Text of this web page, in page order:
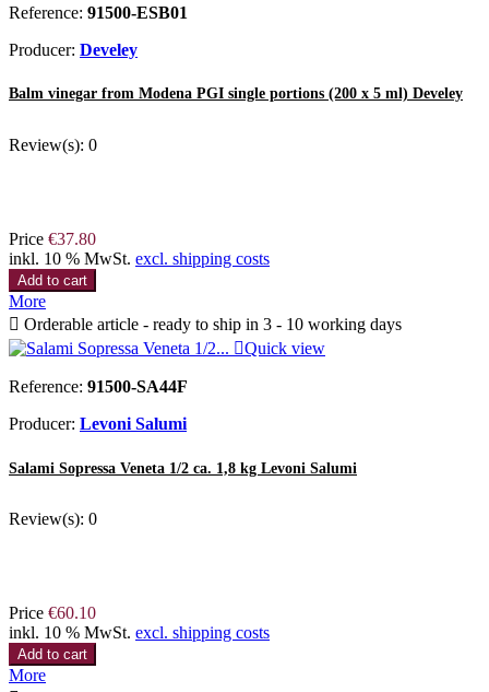
Reference: 91500-ESB01
Producer: Develey
Balm vinegar from Modena PGI single portions (200 x 5 ml) Develey
Review(s): 0
Price €37.80
inkl. 10 % MwSt. excl. shipping costs
Add to cart
More
 Orderable article - ready to ship in 3 - 10 working days
Quick view
Reference: 91500-SA44F
Producer: Levoni Salumi
Salami Sopressa Veneta 1/2 ca. 1,8 kg Levoni Salumi
Review(s): 0
Price €60.10
inkl. 10 % MwSt. excl. shipping costs
Add to cart
More